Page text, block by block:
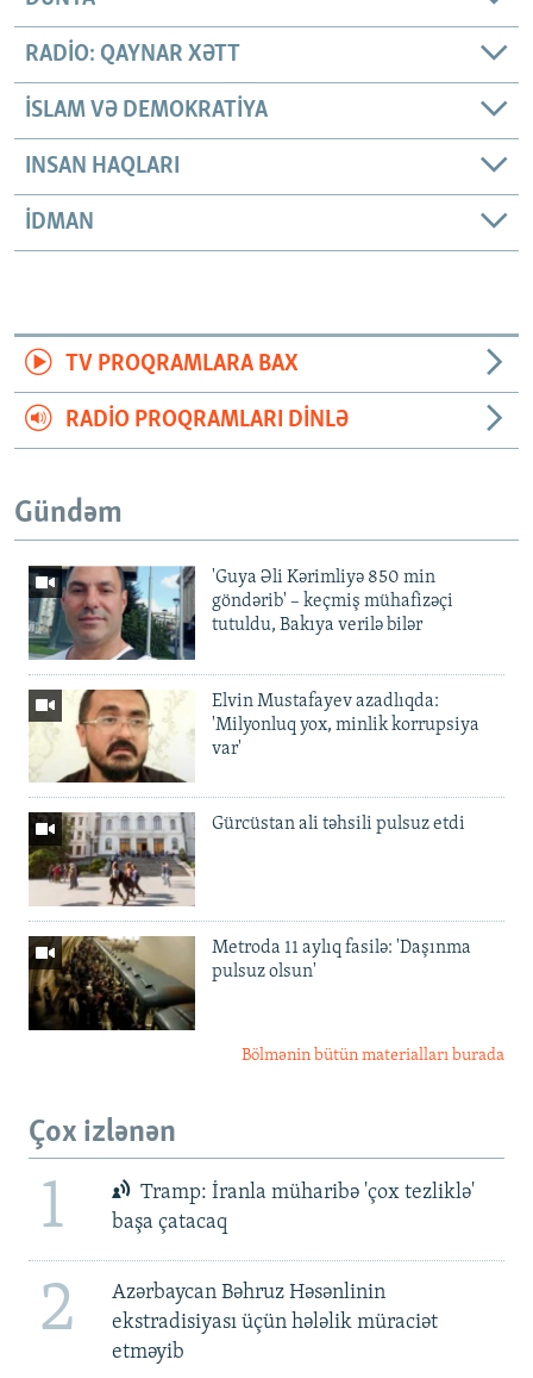
RADIO: QAYNAR XƏTT
İSLAM VƏ DEMOKRATIYA
INSAN HAQLARI
İDMAN
TV PROQRAMLARA BAX
RADIO PROQRAMLARI DINLƏ
Gündəm
'Guya Əli Kərimliyə 850 min
göndərib' – keçmiş mühafizəçi
tutuldu, Bakıya verilə bilər
Elvin Mustafayev azadlıqda:
'Milyonluq yox, minlik korrupsiya
var'
Gürcüstan ali təhsili pulsuz etdi
Metroda 11 aylıq fasilə: 'Daşınma
pulsuz olsun'
Bölmənin bütün materialları burada
Çox izlənən
1
Tramp: İranla müharibə 'çox tezliklə'
başa çatacaq
2
Azərbaycan Bəhruz Həsənlinin
ekstradisiyası üçün hələlik müraciət
etməyib